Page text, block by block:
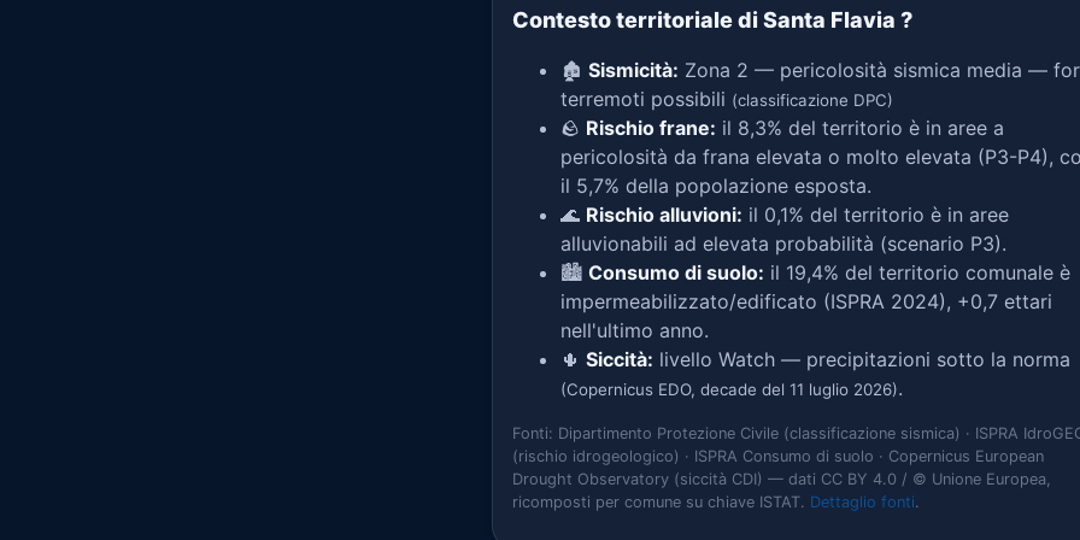
Contesto territoriale di Santa Flavia ?
🏚️ Sismicità: Zona 2 — pericolosità sismica media —
terremoti possibili (classificazione DPC)
🪨 Rischio frane: il 8,3% del territorio è in aree a
pericolosità da frana elevata o molto elevata (P3-P4),
il 5,7% della popolazione esposta.
🌊 Rischio alluvioni: il 0,1% del territorio è in aree
alluvionabili ad elevata probabilità (scenario P3).
🏙️ Consumo di suolo: il 19,4% del territorio comunale è
impermeabilizzato/edificato (ISPRA 2024), +0,7 ettari
nell'ultimo anno.
🌵 Siccità: livello Watch — precipitazioni sotto la norma
(Copernicus EDO, decade del 11 luglio 2026).
Fonti: Dipartimento Protezione Civile (classificazione sismica) · ISPRA
(rischio idrogeologico) · ISPRA Consumo di suolo · Copernicus European
Drought Observatory (siccità CDI) — dati CC BY 4.0 / © Unione Europea,
ricomposti per comune su chiave ISTAT. Dettaglio fonti.